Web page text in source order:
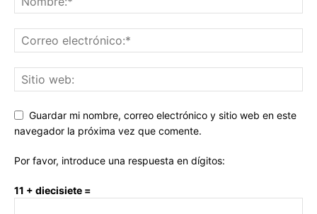
Guardar mi nombre, correo electrónico y sitio web en este
navegador la próxima vez que comente.
Por favor, introduce una respuesta en dígitos:
11 + diecisiete =